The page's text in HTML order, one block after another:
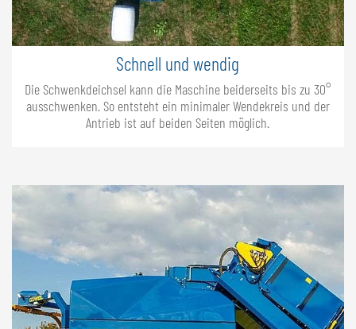
Schnell und wendig
Die Schwenkdeichsel kann die Maschine beiderseits bis zu 30°
ausschwenken. So entsteht ein minimaler Wendekreis und der
Antrieb ist auf beiden Seiten möglich.